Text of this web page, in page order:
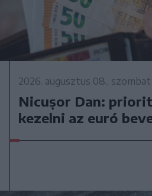
2026. augusztus 08., szombat
Nicușor Dan:
kezelni az euró